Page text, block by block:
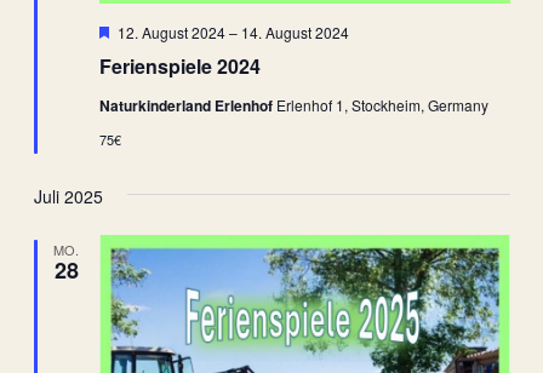
Ferienspiele 2024
Hervorgehoben
12. August 2024– 14. August 2024
Naturkinderland Erlenhof Erlenhof 1, Stockheim, Germany
75€
Juli 2025
MO.
28